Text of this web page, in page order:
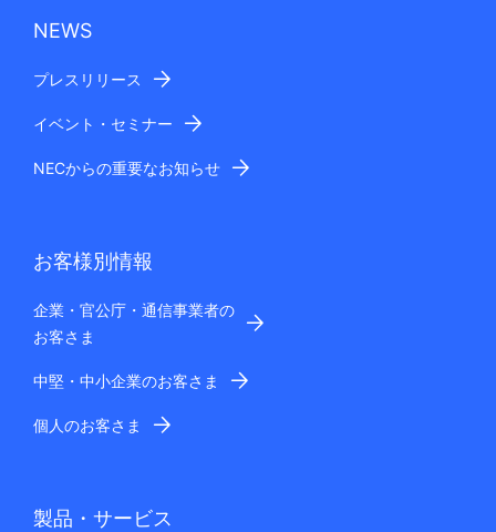
NEWS
プレスリリース
イベント・セミナー
NECからの重要なお知らせ
お客様別情報
企業・官公庁・通信事業者の
お客さま
中堅・中小企業のお客さま
個人のお客さま
製品・サービス